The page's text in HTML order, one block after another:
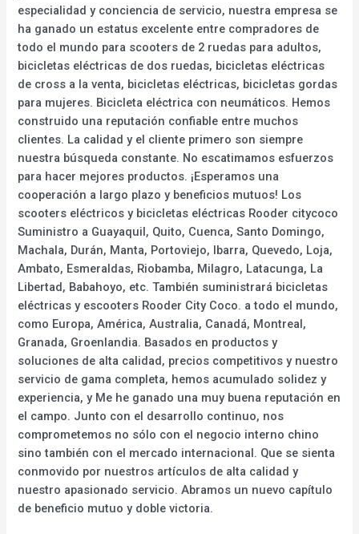
especialidad y conciencia de servicio, nuestra empresa se
ha ganado un estatus excelente entre compradores de
todo el mundo para scooters de 2 ruedas para adultos,
bicicletas eléctricas de dos ruedas, bicicletas eléctricas
de cross a la venta, bicicletas eléctricas, bicicletas gordas
para mujeres. Bicicleta eléctrica con neumáticos. Hemos
construido una reputación confiable entre muchos
clientes. La calidad y el cliente primero son siempre
nuestra búsqueda constante. No escatimamos esfuerzos
para hacer mejores productos. ¡Esperamos una
cooperación a largo plazo y beneficios mutuos! Los
scooters eléctricos y bicicletas eléctricas Rooder citycoco
Suministro a Guayaquil, Quito, Cuenca, Santo Domingo,
Machala, Durán, Manta, Portoviejo, Ibarra, Quevedo, Loja,
Ambato, Esmeraldas, Riobamba, Milagro, Latacunga, La
Libertad, Babahoyo, etc. También suministrará bicicletas
eléctricas y escooters Rooder City Coco. a todo el mundo,
como Europa, América, Australia, Canadá, Montreal,
Granada, Groenlandia. Basados en productos y
soluciones de alta calidad, precios competitivos y nuestro
servicio de gama completa, hemos acumulado solidez y
experiencia, y Me he ganado una muy buena reputación en
el campo. Junto con el desarrollo continuo, nos
comprometemos no sólo con el negocio interno chino
sino también con el mercado internacional. Que se sienta
conmovido por nuestros artículos de alta calidad y
nuestro apasionado servicio. Abramos un nuevo capítulo
de beneficio mutuo y doble victoria.